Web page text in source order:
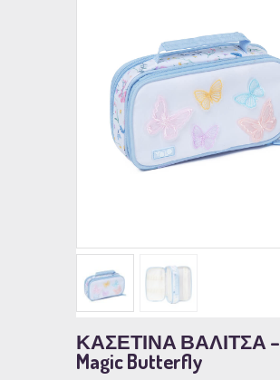
ΚΑΣΕΤΙΝΑ ΒΑΛΙΤΣΑ –
Magic Butterfly